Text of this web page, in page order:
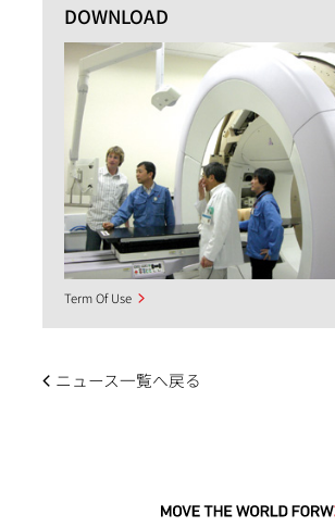
DOWNLOAD
Term Of Use
ニュース一覧へ戻る